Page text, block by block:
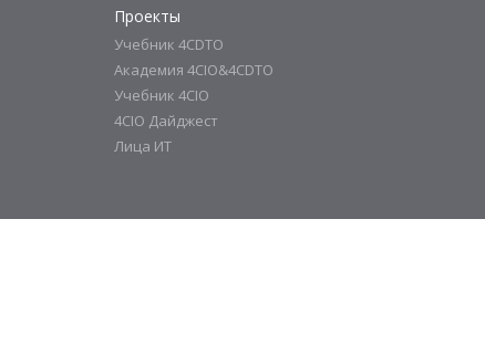
Проекты
Учебник 4CDTO
Академия 4CIO&4CDTO
Учебник 4CIO
4CIO Дайджест
Лица ИТ